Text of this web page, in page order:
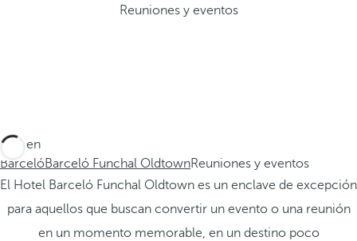
Reuniones y eventos
Está en
BarcelóBarceló Funchal OldtownReuniones y eventos
El Hotel Barceló Funchal Oldtown es un enclave de excepción
para aquellos que buscan convertir un evento o una reunión
en un momento memorable, en un destino poco